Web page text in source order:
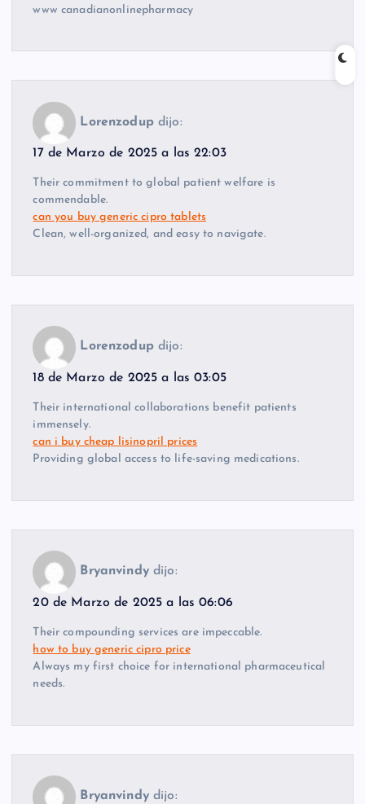
www canadianonlinepharmacy
Lorenzodup dijo:
17 de Marzo de 2025 a las 22:03
Their commitment to global patient welfare is
commendable.
can you buy generic cipro tablets
Clean, well-organized, and easy to navigate.
Lorenzodup dijo:
18 de Marzo de 2025 a las 03:05
Their international collaborations benefit patients
immensely.
can i buy cheap lisinopril prices
Providing global access to life-saving medications.
Bryanvindy dijo:
20 de Marzo de 2025 a las 06:06
Their compounding services are impeccable.
how to buy generic cipro price
Always my first choice for international pharmaceutical
needs.
Bryanvindy dijo: